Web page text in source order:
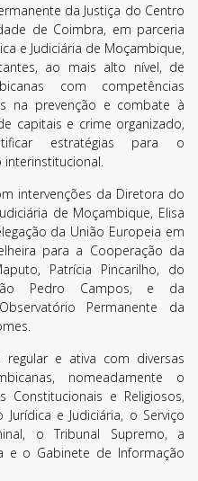
da Justiça do Centro
de Coimbra, em parceria
e Judiciária de Moçambique,
ao mais alto nível, de
com competências
na prevenção e combate à
capitais e crime organizado,
estratégias para o
intervenções da Diretora do
de Moçambique, Elisa
da União Europeia em
para a Cooperação da
Patrícia Pincarilho, do
Pedro Campos, e da
Permanente da
regular e ativa com diversas
nomeadamente o
Constitucionais e Religiosos,
e Judiciária, o Serviço
o Tribunal Supremo, a
e o Gabinete de Informação